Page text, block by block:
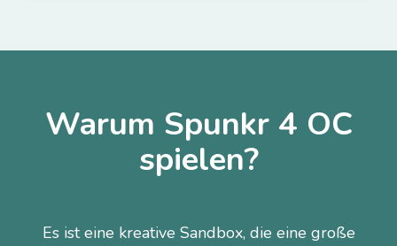
Warum Spunkr 4 OC
spielen?
Es ist eine kreative Sandbox, die eine große